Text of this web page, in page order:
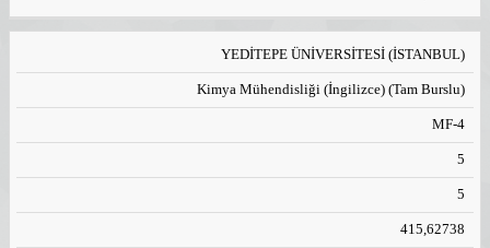
YEDİTEPE ÜNİVERSİTESİ (İSTANBUL)
Kimya Mühendisliği (İngilizce) (Tam Burslu)
MF-4
5
5
415,62738